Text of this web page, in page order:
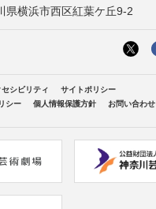
横浜市西区紅葉ケ丘9-2
シビリティ
サイトポリシー
シー
個人情報保護方針 お問い合わせ